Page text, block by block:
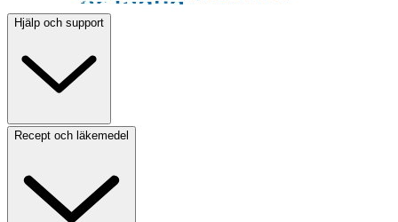
Hjälp och support
Recept och läkemedel